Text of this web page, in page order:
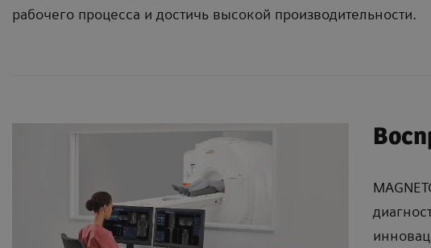
рабочего процесса и достичь высокой производительности.